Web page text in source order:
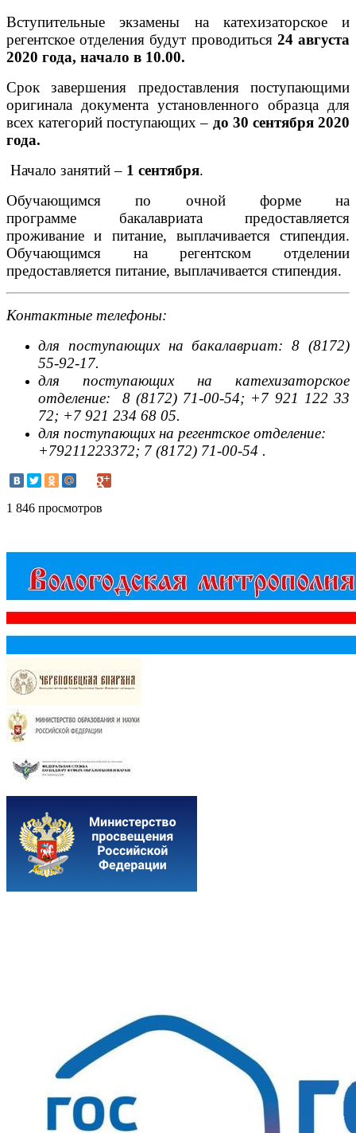
Вступительные экзамены на катехизаторское и
регентское отделения будут проводиться 24августа
2020 года, начало в 10.00.
Срок завершения предоставления поступающими
оригинала документа установленного образца для
всех категорий поступающих – до 30 сентября 2020
года.
Начало занятий – 1 сентября.
Обучающимся по очной форме на
программе бакалавриата предоставляется
проживание и питание, выплачивается стипендия.
Обучающимся на регентском отделении
предоставляется питание, выплачивается стипендия.
Контактные телефоны:
для поступающихнабакалавриат: 8 (8172)
55-92-17.
для поступающих на катехизаторское
отделение: 8 (8172) 71-00-54; +7 921 122 33
72; +7 921 234 68 05.
для поступающих на регентское отделение:
+79211223372; 7 (8172) 71-00-54 .
1 846 просмотров